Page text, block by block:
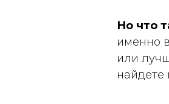
Но что
именно
или
найдете